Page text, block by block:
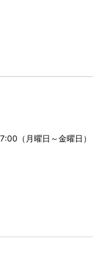
（月曜日～金曜日）